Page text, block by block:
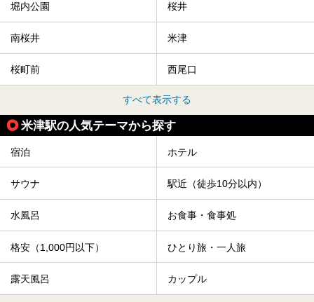
堀内公園 桜井
南桜井 米津
桜町前 西尾口
すべて表示する
米津駅の人気テーマから探す
宿泊 ホテル
サウナ 駅近（徒歩10分以内）
水風呂 お食事・食事処
格安（1,000円以下） ひとり旅・一人旅
露天風呂 カップル